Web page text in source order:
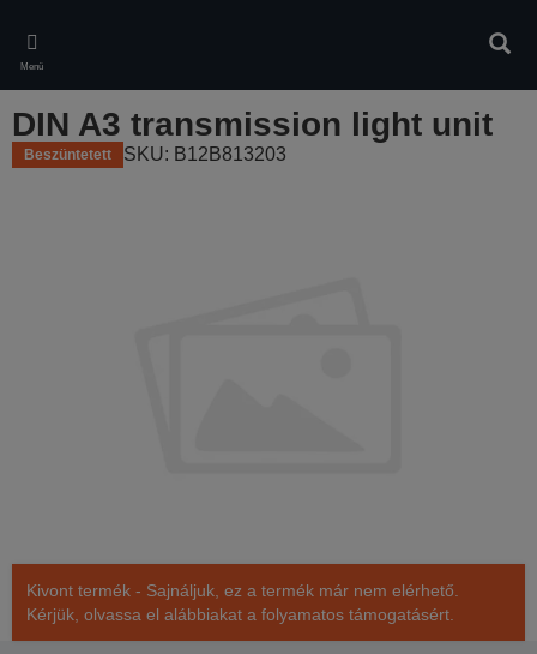
main
content
Menü
DIN A3 transmission light unit
Beszüntetett SKU: B12B813203
Kivont termék - Sajnáljuk, ez a termék már nem elérhető.
Kérjük, olvassa el alábbiakat a folyamatos támogatásért.